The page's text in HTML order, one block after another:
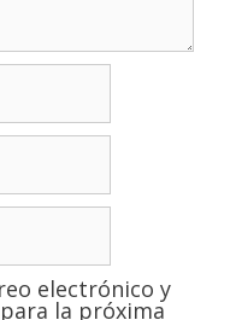
electrónico y
la próxima